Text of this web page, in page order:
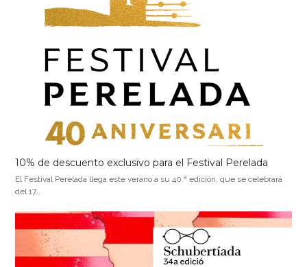
10% de descuento exclusivo para el Festival Perelada
El Festival Perelada llega este verano a su 40.ª edición, que se celebrará
del 17…